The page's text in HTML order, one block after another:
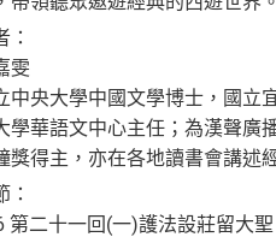
：
雯
中央大學中國文學博士，國立
學華語文中心主任；為漢聲廣
獎得主，亦在各地讀書會講述
：
第二十一回(一)護法設莊留大聖